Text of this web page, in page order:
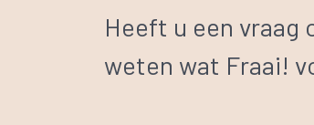
Heeft u een vraag
weten wat Fraai!